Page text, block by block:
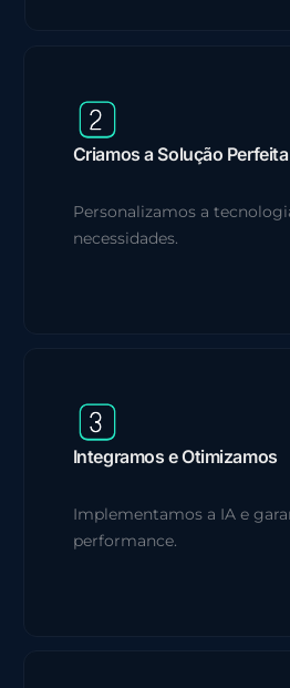
Criamos a Solução Perfeita
Personalizamos a
necessidades.
Integramos e Otimizamos
Implementamos a IA e
performance.